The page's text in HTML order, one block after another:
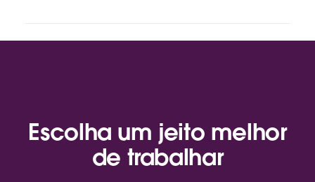
Escolha um jeito melhor
de trabalhar